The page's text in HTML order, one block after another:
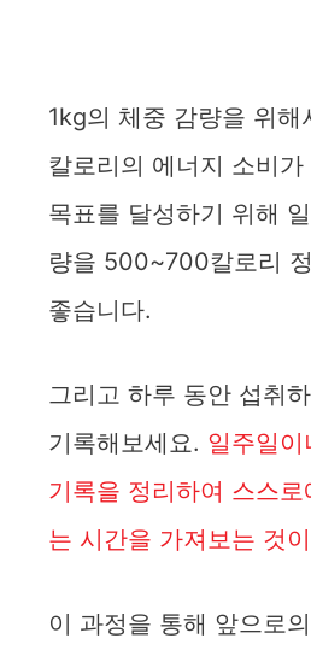
1kg의 체중 감량을 위
칼로리의 에너지 소비
목표를 달성하기 위해
량을 500~700칼로리
좋습니다.
그리고 하루 동안 섭취
기록해보세요. 일주일이
기록을 정리하여 스스
는 시간을 가져보는 것
이 과정을 통해 앞으로